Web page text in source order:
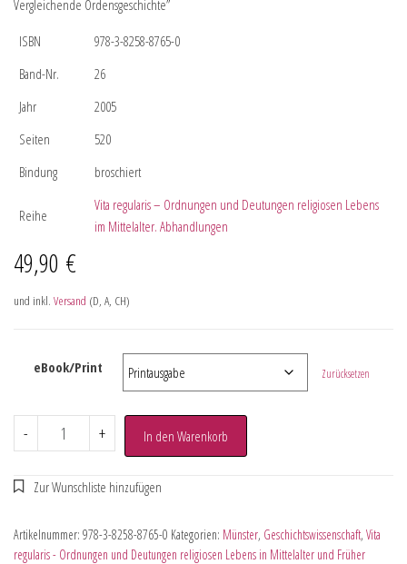
Vergleichende Ordensgeschichte”
ISBN
978-3-8258-8765-0
Band-Nr.
26
Jahr
2005
Seiten
520
Bindung
broschiert
Reihe
Vita regularis – Ordnungen und Deutungen religiosen Lebens
im Mittelalter. Abhandlungen
49,90 €
und inkl. Versand (D, A, CH)
eBook/Print Zurücksetzen
- + In den Warenkorb
Artikelnummer: 978-3-8258-8765-0 Kategorien: Münster, Geschichtswissenschaft, Vita
regularis - Ordnungen und Deutungen religiosen Lebens in Mittelalter und Früher